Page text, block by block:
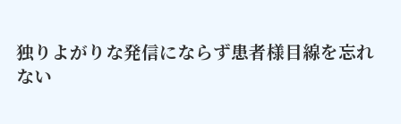
独りよがりな発信にならず患者様目線を忘れ
ない